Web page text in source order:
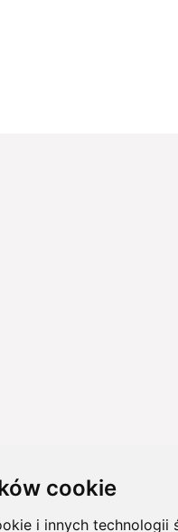
cookie
i innych technologii